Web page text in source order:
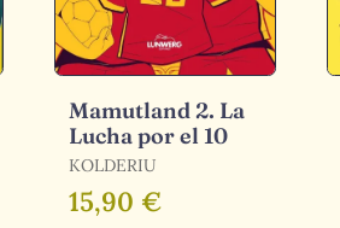
Mamutland 2. La
Lucha por el 10
KOLDERIU
15,90 €